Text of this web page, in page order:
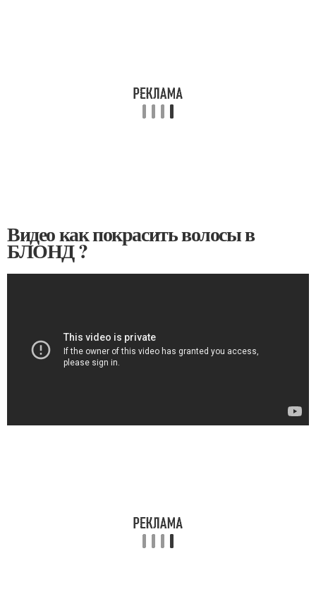
Видео как покрасить волосы в
БЛОНД ?